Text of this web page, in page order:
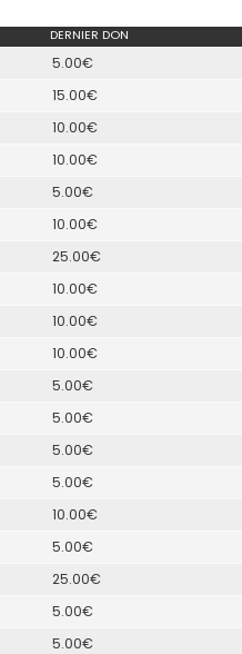
DERNIER DON
5.00€
15.00€
10.00€
10.00€
5.00€
10.00€
25.00€
10.00€
10.00€
10.00€
5.00€
5.00€
5.00€
5.00€
10.00€
5.00€
25.00€
5.00€
5.00€